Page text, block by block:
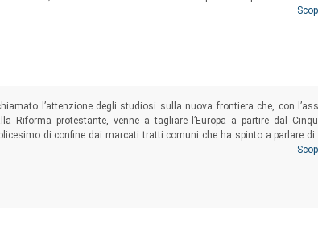
impedita dal Papa per non spiacere ai Gesuiti. Questo volume
corretta la sintesi teologica di Rosmini e infondate le
l’attenzione degli studiosi sulla nuova frontiera che, con
Riforma protestante, venne a tagliare l’Europa a partire dal
di confine dai marcati tratti comuni che ha spinto a parlare di
lo stimolo di Taveneaux, concentrando però l’analisi su una sezione